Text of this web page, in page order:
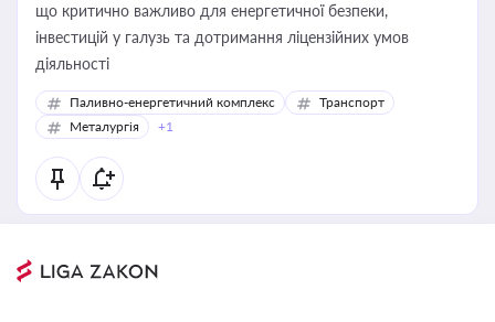
що критично важливо для енергетичної безпеки,
інвестицій у галузь та дотримання ліцензійних умов
діяльності
Паливно-енергетичний комплекс
Транспорт
Металургія
+1